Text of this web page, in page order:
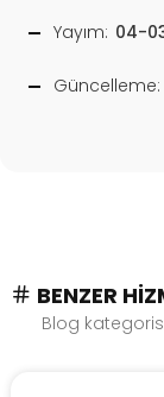
Yayım: 04-
Güncelleme:
BENZER
Blog